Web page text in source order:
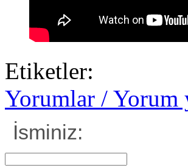
Etiketler:
Yorumlar / Yorum
İsminiz: